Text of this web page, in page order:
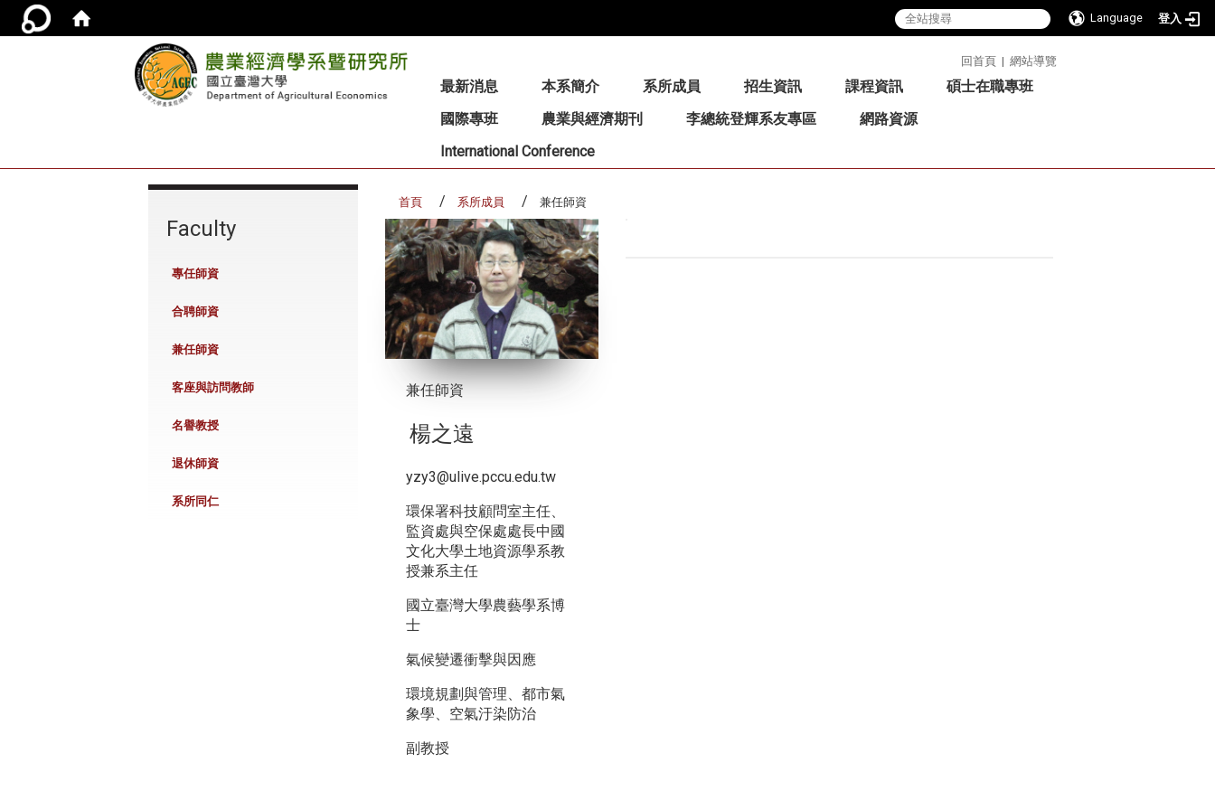
Language 登入
回首頁 | 網站導覽
最新消息 本系簡介 系所成員 招生資訊 課程資訊
碩士在職專班
國際專班
農業與經濟期刊 李總統登輝系友專區
網路資源
International Conference
Faculty
專任師資
合聘師資
兼任師資
客座與訪問教師
名譽教授
退休師資
系所同仁
首頁 系所成員 兼任師資
兼任師資
楊之遠
yzy3@ulive.pccu.edu.tw
環保署科技顧問室主任、
監資處與空保處處長中國
文化大學土地資源學系教
授兼系主任
國立臺灣大學農藝學系博
士
氣候變遷衝擊與因應
環境規劃與管理、都市氣
象學、空氣汙染防治
副教授